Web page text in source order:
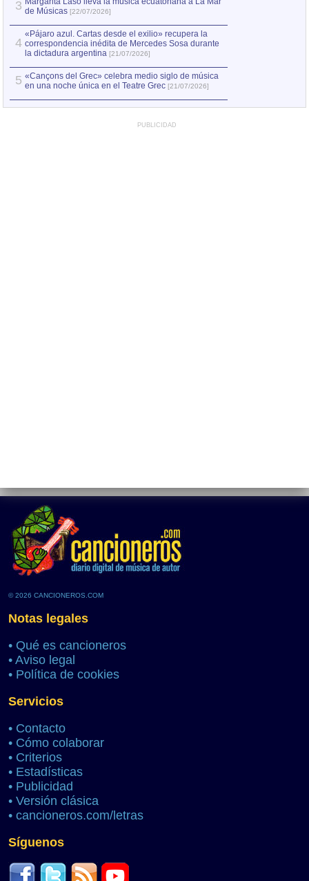
3 de Músicas [22/07/2026]
4
«Pájaro azul. Cartas desde el exilio» recupera la
correspondencia inédita de Mercedes Sosa durante
la dictadura argentina [21/07/2026]
5 «Cançons del Grec» celebra medio siglo de música
en una noche única en el Teatre Grec [21/07/2026]
PUBLICIDAD
© 2026 CANCIONEROS.COM
Notas legales
• Qué es cancioneros
• Aviso legal
• Política de cookies
Servicios
• Contacto
• Cómo colaborar
• Criterios
• Estadísticas
• Publicidad
• Versión clásica
• cancioneros.com/letras
Síguenos